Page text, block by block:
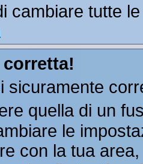
cambiare tutte
quella di un
le
con la tua